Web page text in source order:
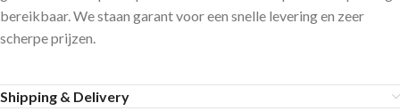
bereikbaar. We staan garant voor een snelle levering en zeer
scherpe prijzen.
Shipping & Delivery